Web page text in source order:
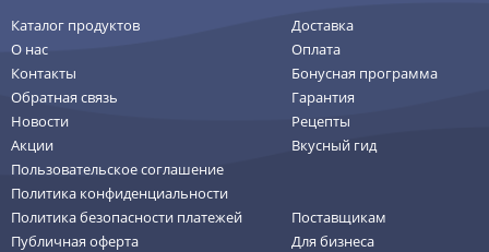
Каталог продуктов
О нас
Контакты
Обратная связь
Новости
Акции
Пользовательское соглашение
Политика конфиденциальности
Политика безопасности платежей
Публичная оферта
Доставка
Оплата
Бонусная программа
Гарантия
Рецепты
Вкусный гид
Поставщикам
Для бизнеса